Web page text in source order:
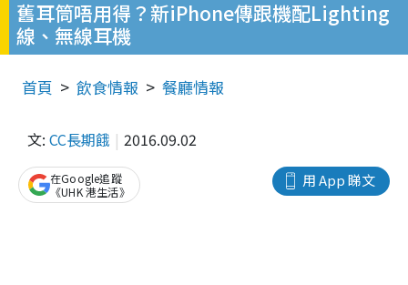
舊耳筒唔用得？新iPhone傳跟機配Lighting
線、無線耳機
首頁 飲食情報 餐廳情報
文: CC長期餓 2016.09.02
用 App 睇文
在Google追蹤
《UHK 港生活》